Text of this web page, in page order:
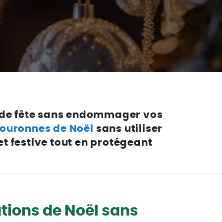
Découvrez nos marques
Nos marques de la nature
Ventes éphémères de plantes
Nos marques de la nature
Mon potager
fête sans endommager vos
de Noël
sans utiliser
festive tout en protégeant
de Noël sans